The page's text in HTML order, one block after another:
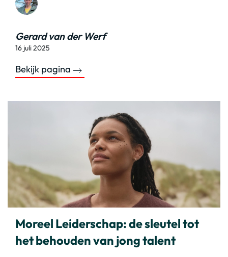
Gerard van der Werf
16 juli 2025
Bekijk pagina
Moreel Leiderschap: de sleutel tot
het behouden van jong talent